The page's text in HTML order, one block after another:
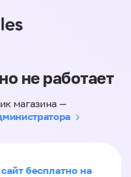
не работает
магазина —
бесплатно на